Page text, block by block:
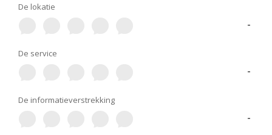
De lokatie
-
De service
-
De informatieverstrekking
-